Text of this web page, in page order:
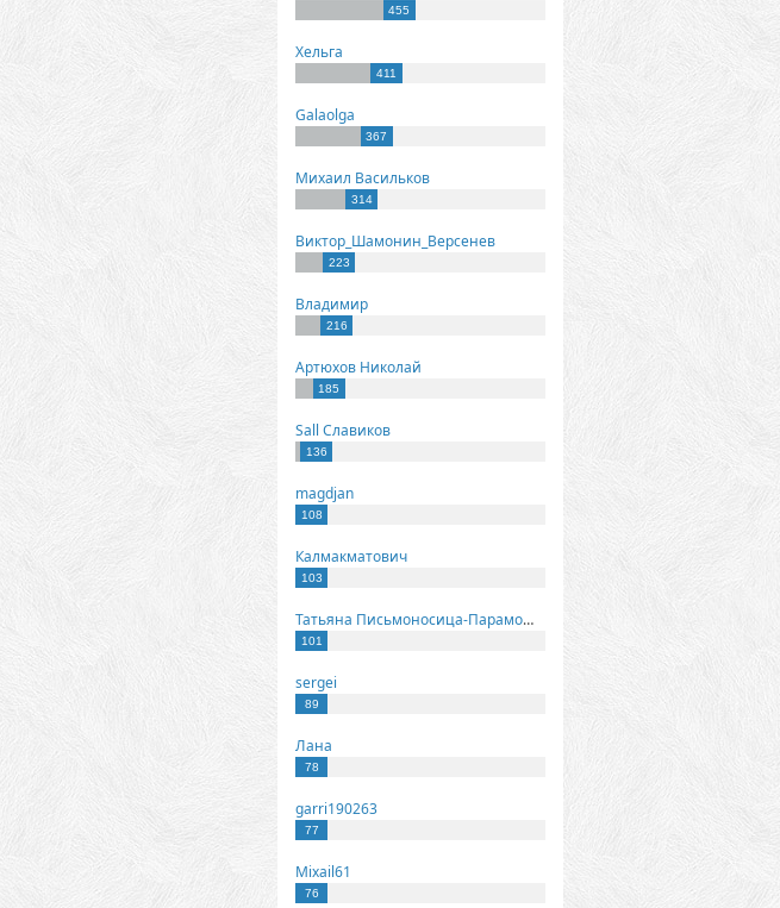
455
Хельга
411
Galaolga
367
Михаил Васильков
314
Виктор_Шамонин_Версенев
223
Владимир
216
Артюхов Николай
185
Sall Славиков
136
magdjan
108
Калмакматович
103
Татьяна Письмоносица-Парамонова
101
sergei
89
Лана
78
garri190263
77
Mixail61
76